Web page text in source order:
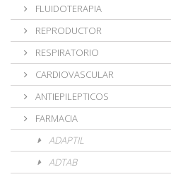
FLUIDOTERAPIA
REPRODUCTOR
RESPIRATORIO
CARDIOVASCULAR
ANTIEPILEPTICOS
FARMACIA
ADAPTIL
ADTAB